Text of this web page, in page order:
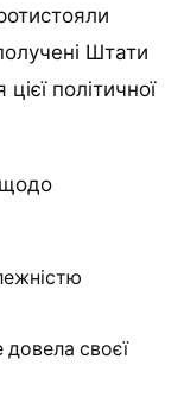
Штати
політичної
своєї